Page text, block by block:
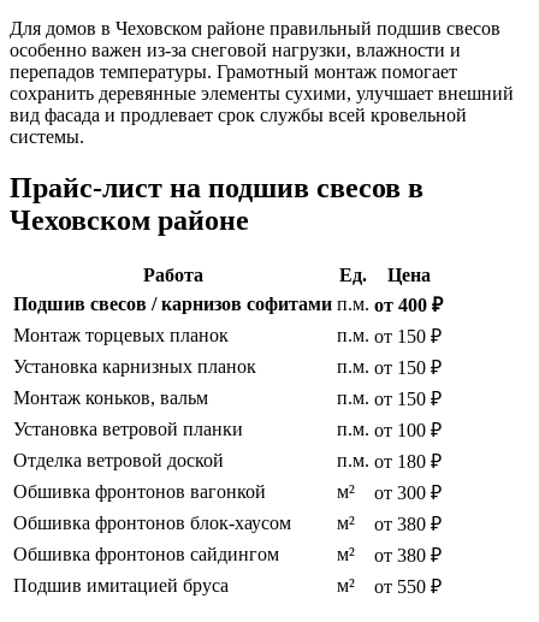
Для домов в Чеховском районе правильный подшив свесов
особенно важен из-за снеговой нагрузки, влажности и
перепадов температуры. Грамотный монтаж помогает
сохранить деревянные элементы сухими, улучшает внешний
вид фасада и продлевает срок службы всей кровельной
системы.
Прайс-лист на подшив свесов в
Чеховском районе
Работа Ед.
Цена
Подшив свесов / карнизов софитами п.м. от 400 ₽
Монтаж торцевых планок
п.м. от 150 ₽
Установка карнизных планок
п.м. от 150 ₽
Монтаж коньков, вальм
п.м. от 150 ₽
Установка ветровой планки
п.м. от 100 ₽
Отделка ветровой доской
п.м. от 180 ₽
Обшивка фронтонов вагонкой
м²
от 300 ₽
Обшивка фронтонов блок-хаусом
м²
от 380 ₽
Обшивка фронтонов сайдингом
м²
от 380 ₽
Подшив имитацией бруса
м² от 550 ₽